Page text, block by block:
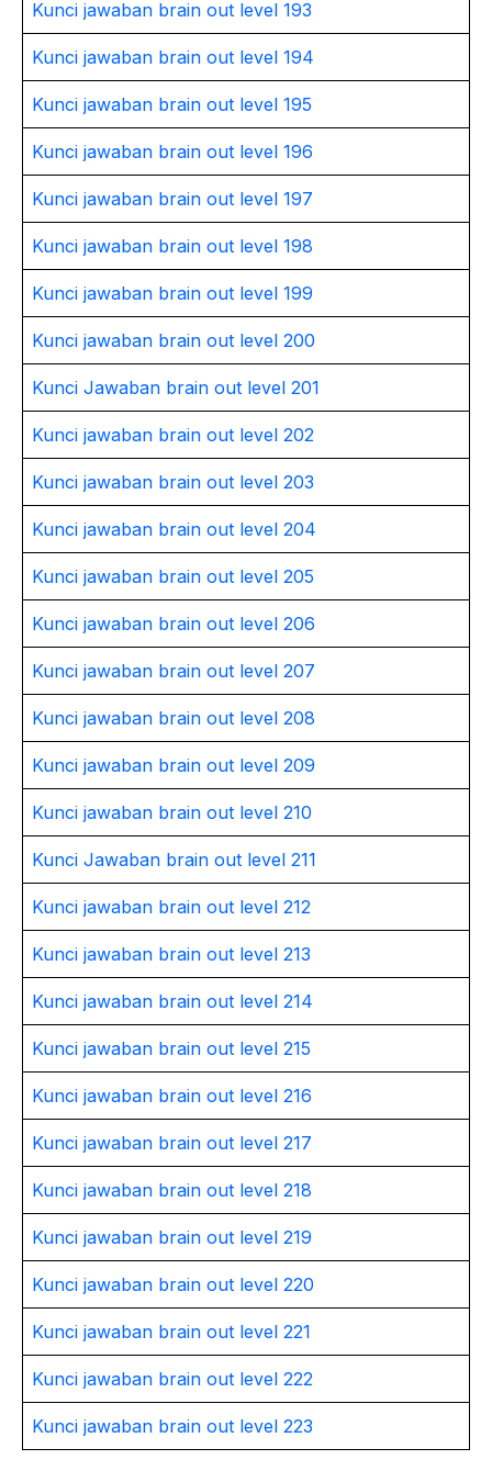
Kunci jawaban brain out level 193
Kunci jawaban brain out level 194
Kunci jawaban brain out level 195
Kunci jawaban brain out level 196
Kunci jawaban brain out level 197
Kunci jawaban brain out level 198
Kunci jawaban brain out level 199
Kunci jawaban brain out level 200
Kunci Jawaban brain out level 201
Kunci jawaban brain out level 202
Kunci jawaban brain out level 203
Kunci jawaban brain out level 204
Kunci jawaban brain out level 205
Kunci jawaban brain out level 206
Kunci jawaban brain out level 207
Kunci jawaban brain out level 208
Kunci jawaban brain out level 209
Kunci jawaban brain out level 210
Kunci Jawaban brain out level 211
Kunci jawaban brain out level 212
Kunci jawaban brain out level 213
Kunci jawaban brain out level 214
Kunci jawaban brain out level 215
Kunci jawaban brain out level 216
Kunci jawaban brain out level 217
Kunci jawaban brain out level 218
Kunci jawaban brain out level 219
Kunci jawaban brain out level 220
Kunci jawaban brain out level 221
Kunci jawaban brain out level 222
Kunci jawaban brain out level 223